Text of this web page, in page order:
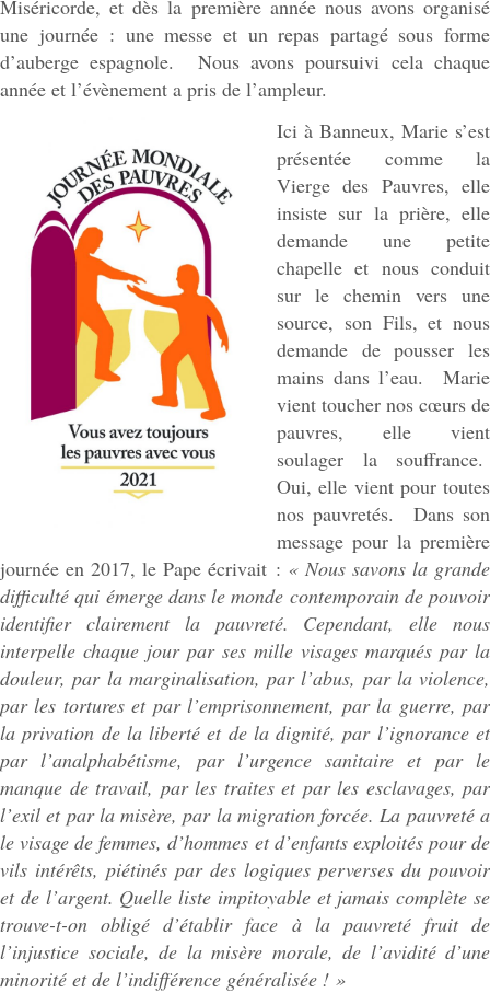
Miséricorde, et dès la première année nous avons organisé
une journée : une messe et un repas partagé sous forme
d’auberge espagnole. Nous avons poursuivi cela chaque
année et l’évènement a pris de l’ampleur.
Ici à Banneux, Marie s’est
présentée comme la
Vierge des Pauvres, elle
insiste sur la prière, elle
demande une petite
chapelle et nous conduit
sur le chemin vers une
source, son Fils, et nous
demande de pousser les
mains dans l’eau. Marie
vient toucher nos cœurs de
pauvres, elle vient
soulager la souffrance.
Oui, elle vient pour toutes
nos pauvretés. Dans son
message pour la première
journée en 2017, le Pape écrivait : « Nous savons la grande
difficulté qui émerge dans le monde contemporain de pouvoir
identifier clairement la pauvreté. Cependant, elle nous
interpelle chaque jour par ses mille visages marqués par la
douleur, par la marginalisation, par l’abus, par la violence,
par les tortures et par l’emprisonnement, par la guerre, par
la privation de la liberté et de la dignité, par l’ignorance et
par l’analphabétisme, par l’urgence sanitaire et par le
manque de travail, par les traites et par les esclavages, par
l’exil et par la misère, par la migration forcée. La pauvreté a
le visage de femmes, d’hommes et d’enfants exploités pour de
vils intérêts, piétinés par des logiques perverses du pouvoir
et de l’argent. Quelle liste impitoyable et jamais complète se
trouve-t-on obligé d’établir face à la pauvreté fruit de
l’injustice sociale, de la misère morale, de l’avidité d’une
minorité et de l’indifférence généralisée ! »